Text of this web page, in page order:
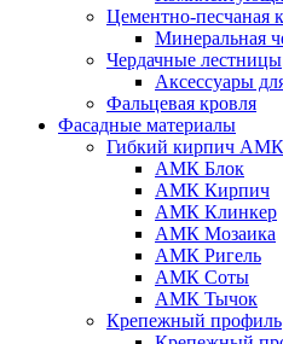
Цементно-песчаная
Минеральная
Чердачные лестницы
Аксессуары
Фальцевая кровля
Фасадные материалы
Гибкий кирпич АМК
АМК Блок
АМК Кирпич
АМК Клинкер
АМК Мозаика
АМК Ригель
АМК Соты
АМК Тычок
Крепежный профиль